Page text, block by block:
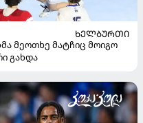
ᲮᲔᲚᲑᲣᲠᲗᲘ
მეოთხე მატჩიც მოიგო
გახდა